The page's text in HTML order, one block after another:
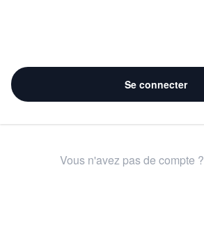
Se connecter
Vous n'avez pas de compte ?